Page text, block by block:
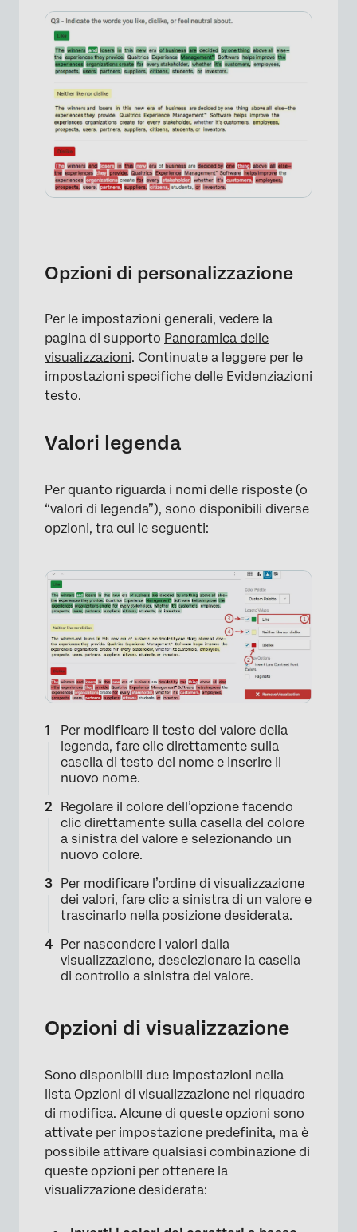
Opzioni di personalizzazione
Per le impostazioni generali, vedere la
pagina di supporto Panoramica delle
visualizzazioni. Continuate a leggere per le
impostazioni specifiche delle Evidenziazioni
testo.
Valori legenda
Per quanto riguarda i nomi delle risposte (o
“valori di legenda”), sono disponibili diverse
opzioni, tra cui le seguenti:
Per modificare il testo del valore della
legenda, fare clic direttamente sulla
casella di testo del nome e inserire il
nuovo nome.
Regolare il colore dell’opzione facendo
clic direttamente sulla casella del colore
a sinistra del valore e selezionando un
nuovo colore.
Per modificare l’ordine di visualizzazione
dei valori, fare clic a sinistra di un valore e
trascinarlo nella posizione desiderata.
Per nascondere i valori dalla
visualizzazione, deselezionare la casella
di controllo a sinistra del valore.
Opzioni di visualizzazione
Sono disponibili due impostazioni nella
lista Opzioni di visualizzazione nel riquadro
di modifica. Alcune di queste opzioni sono
attivate per impostazione predefinita, ma è
possibile attivare qualsiasi combinazione di
queste opzioni per ottenere la
visualizzazione desiderata: